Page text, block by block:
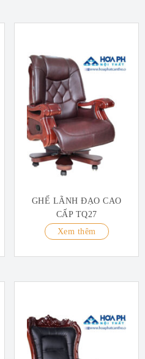
GHẾ LÃNH ĐẠO CAO
CẤP TQ27
Xem thêm